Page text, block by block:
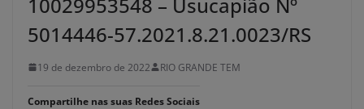
5014446-57.2021.8.21.0023/RS
19 de dezembro de 2022 RIO GRANDE TEM
Compartilhe nas suas Redes Sociais